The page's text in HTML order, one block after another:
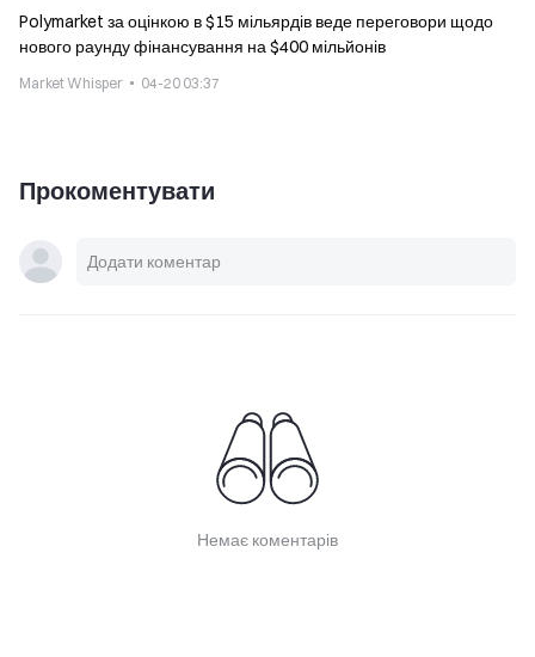
Polymarket за оцінкою в $15 мільярдів веде переговори щодо
нового раунду фінансування на $400 мільйонів
Market Whisper 04-20 03:37
Прокоментувати
Немає коментарів